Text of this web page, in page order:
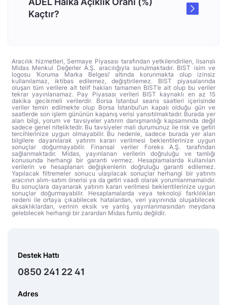
Kaçtır?
Aracılık hizmetleri, Sermaye Piyasası tarafından yetkilendirilen, lisanslı
Midas Menkul Değerler A.Ş. aracılığıyla sunulmaktadır. BIST isim ve
logosu ‘Koruma Marka Belgesi’ altında korunmakta olup izinsiz
kullanılamaz, iktibas edilemez, değiştirilemez. BIST piyasalarında
oluşan tüm verilere ait telif hakları tamamen BIST’e ait olup bu veriler
tekrar yayınlanamaz. Pay Piyasası verileri BIST kaynaklı en az 15
dakika gecikmeli verilerdir. Borsa İstanbul seans saatleri içerisinde
veriler temin edilmekte olup Borsa İstanbul’un kapalı olduğu gün ve
saatlerde son işlem gününün kapanış verisi yansıtılmaktadır. Burada yer
alan bilgi, yorum ve tavsiyeler yatırım danışmanlığı kapsamında değil
sadece genel niteliktedir. Bu tavsiyeler mali durumunuz ile risk ve getiri
tercihlerinize uygun olmayabilir. Bu nedenle, sadece burada yer alan
bilgilere dayanılarak yatırım kararı verilmesi beklentilerinize uygun
sonuçlar doğurmayabilir. Finansal veriler Foreks A.Ş. tarafından
sağlanmaktadır. Midas, yayınlanan verilerin doğruluğu ve tamlığı
konusunda herhangi bir garanti vermez. Hesaplamalarda kullanılan
verilerin ve hesaplanan değişkenlerin doğruluğu garanti edilemez.
Yapılacak filtremeler sonucu ulaşılacak sonuçlar herhangi bir yatırım
aracının alım-satım önerisi ya da getiri vaadi olarak yorumlanmamalıdır.
Bu sonuçlara dayanarak yatırım kararı verilmesi beklentilerinize uygun
sonuçlar doğurmayabilir. Hesaplamalarda veya teknoloji farklılıkları
nedeni ile ortaya çıkabilecek hatalardan, veri yayınında oluşabilecek
aksaklıklardan, verinin eksik ve yanlış yayınlanmasından meydana
gelebilecek herhangi bir zarardan Midas fumlu değildir.
Destek Hattı
0850 241 22 41
Adres